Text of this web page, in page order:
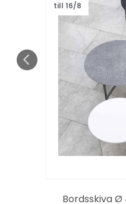
till 16/8
Bordsskiva